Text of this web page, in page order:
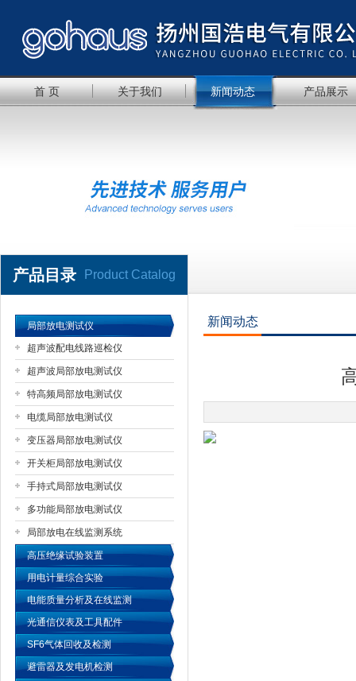
扬州国浩电气有限公司
首 页 关于我们 新闻动态 产品展示
产品目录 Product Catalog
局部放电测试仪
超声波配电线路巡检仪
超声波局部放电测试仪
特高频局部放电测试仪
电缆局部放电测试仪
变压器局部放电测试仪
开关柜局部放电测试仪
手持式局部放电测试仪
多功能局部放电测试仪
局部放电在线监测系统
高压绝缘试验装置
用电计量综合实验
电能质量分析及在线监测
光通信仪表及工具配件
SF6气体回收及检测
避雷器及发电机检测
新闻动态